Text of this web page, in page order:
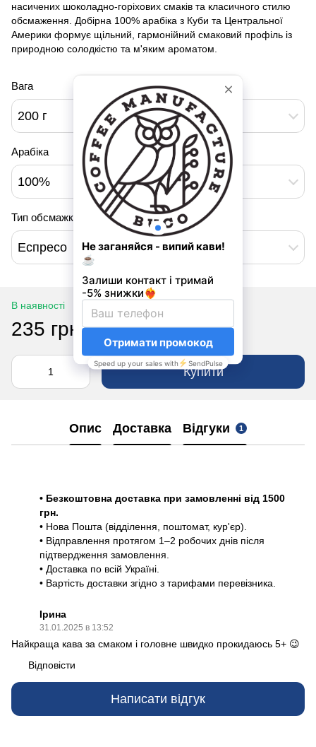
насичених шоколадно-горіхових смаків та класичного стилю
обсмаження. Добірна 100% арабіка з Куби та Центральної
Америки формує щільний, гармонійний смаковий профіль із
природною солодкістю та м'яким ароматом.
Вага
200 г
Арабіка
100%
Тип обсмажки
Еспресо
В наявності
235 грн 335 грн
Купити
Опис Доставка Відгуки 1
• Безкоштовна доставка при замовленні від 1500
грн.
• Нова Пошта (відділення, поштомат, кур'єр).
• Відправлення протягом 1–2 робочих днів після
підтвердження замовлення.
• Доставка по всій Україні.
• Вартість доставки згідно з тарифами перевізника.
Ірина
31.01.2025 в 13:52
Найкраща кава за смаком і головне швидко прокидаюсь 5+ 😉
Відповісти
Написати відгук